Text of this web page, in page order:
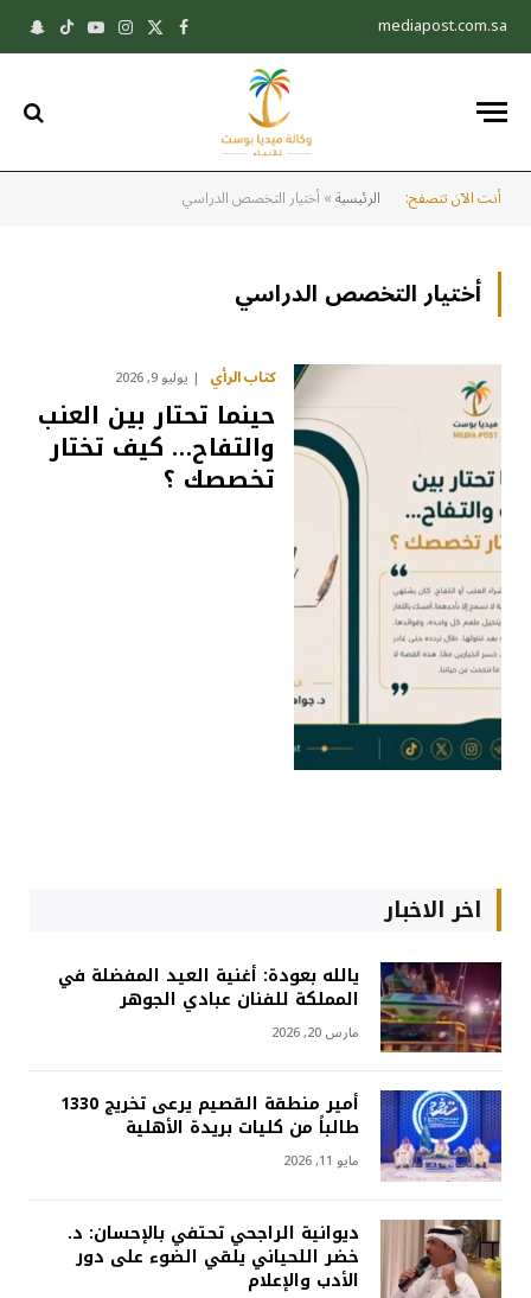
mediapost.com.sa فيسبوك
X
(Twitter)
الانستغرام
يوتيوبتيكتوك
أنت الآن تتصفح: الرئيسية» أختيار التخصص الدراسي
أختيار التخصص الدراسي
كتاب الرأي يوليو 9, 2026
حينما تحتار بين العنب
والتفاح… كيف تختار
تخصصك ؟
اخر الاخبار
يالله بعودة: أغنية العيد المفضلة في
المملكة للفنان عبادي الجوهر
مارس 20, 2026
أمير منطقة القصيم يرعى تخريج 1330
طالباً من كليات بريدة الأهلية
مايو 11, 2026
ديوانية الراجحي تحتفي بالإحسان: د.
خضر اللحياني يلقي الضوء على دور
الأدب والإعلام